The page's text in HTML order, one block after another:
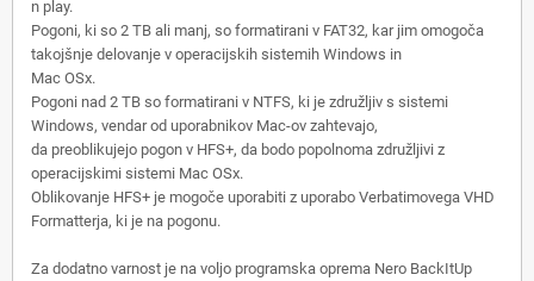
n play.
Pogoni, ki so 2 TB ali manj, so formatirani v FAT32, kar jim omogoča
takojšnje delovanje v operacijskih sistemih Windows in
Mac OSx.
Pogoni nad 2 TB so formatirani v NTFS, ki je združljiv s sistemi
Windows, vendar od uporabnikov Mac-ov zahtevajo,
da preoblikujejo pogon v HFS+, da bodo popolnoma združljivi z
operacijskimi sistemi Mac OSx.
Oblikovanje HFS+ je mogoče uporabiti z uporabo Verbatimovega VHD
Formatterja, ki je na pogonu.
Za dodatno varnost je na voljo programska oprema Nero BackItUp